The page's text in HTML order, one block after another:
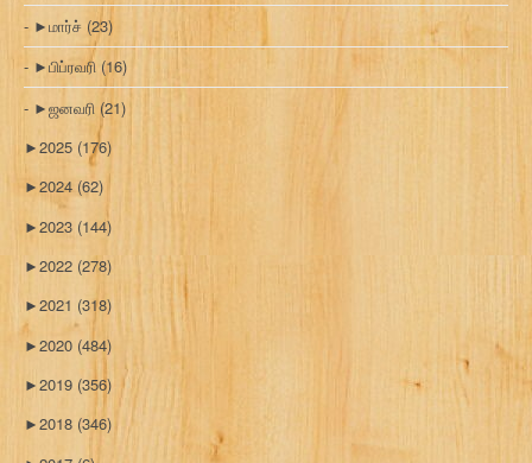
►மார்ச் (23)
►பிப்ரவரி (16)
►ஜனவரி (21)
►2025 (176)
►2024 (62)
►2023 (144)
►2022 (278)
►2021 (318)
►2020 (484)
►2019 (356)
►2018 (346)